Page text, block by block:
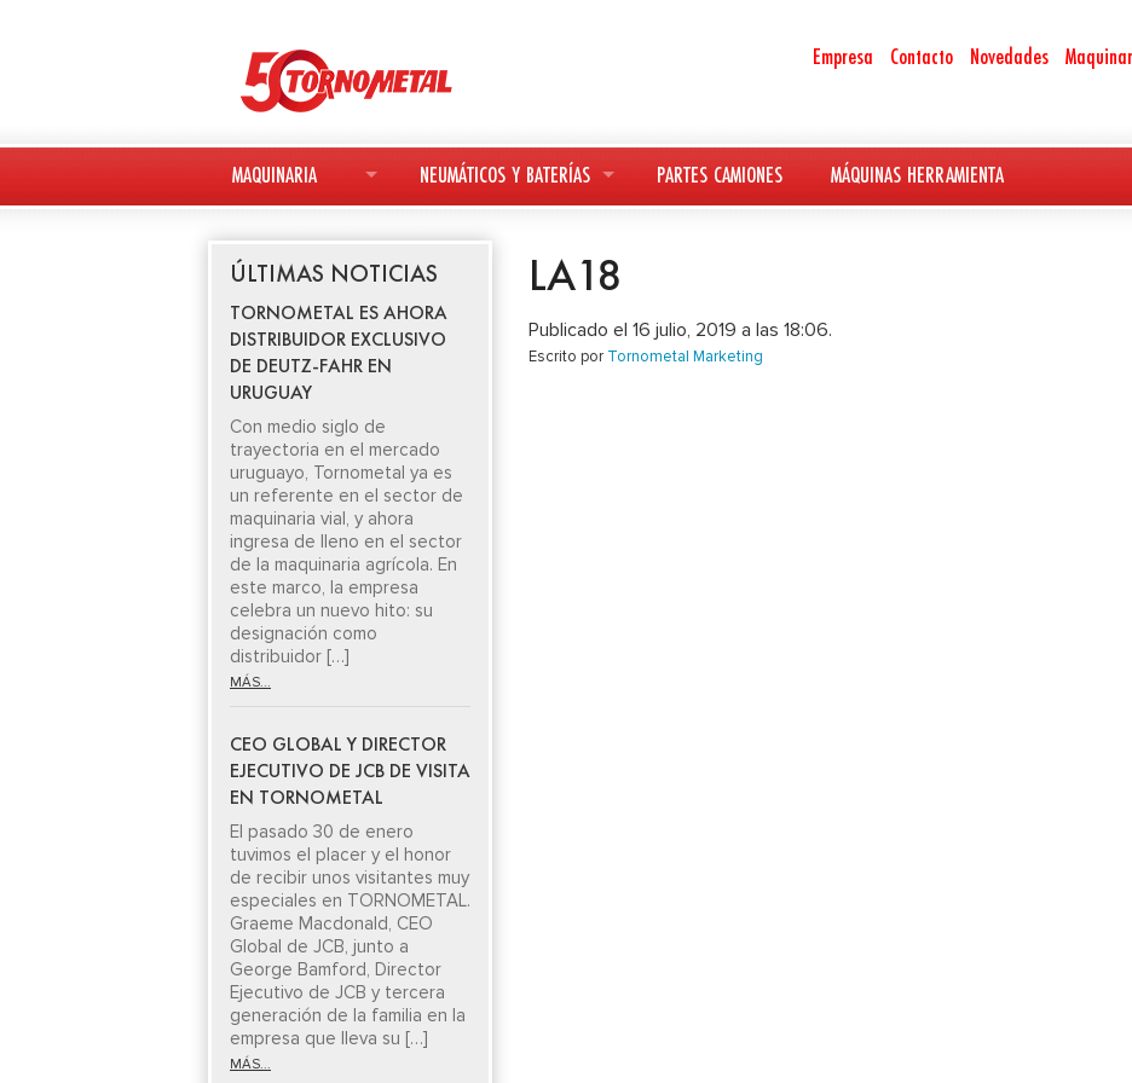
Empresa Contacto Novedades
MAQUINARIA
MAQUINARIA NUEVA
MAQUINARIA USADA
DEUTZ-FAHR
AVANT
KESLA
NEUMÁTICOS Y BATERÍAS
NEUMÁTICOS
BATERÍAS
PARTES CAMIONES MÁQUINAS HERRAMIENTA
LA18
Publicado el 16 julio, 2019 a las 18:06.
Escrito por Tornometal Marketing
ÚLTIMAS NOTICIAS
TORNOMETAL ES AHORA
DISTRIBUIDOR EXCLUSIVO
DE DEUTZ-FAHR EN
URUGUAY
Con medio siglo de
trayectoria en el mercado
uruguayo, Tornometal ya es
un referente en el sector de
maquinaria vial, y ahora
ingresa de lleno en el sector
de la maquinaria agrícola. En
este marco, la empresa
celebra un nuevo hito: su
designación como
distribuidor […]
MÁS...
CEO GLOBAL Y DIRECTOR
EJECUTIVO DE JCB DE VISITA
EN TORNOMETAL
El pasado 30 de enero
tuvimos el placer y el honor
de recibir unos visitantes muy
especiales en TORNOMETAL.
Graeme Macdonald, CEO
Global de JCB, junto a
George Bamford, Director
Ejecutivo de JCB y tercera
generación de la familia en la
empresa que lleva su […]
MÁS...